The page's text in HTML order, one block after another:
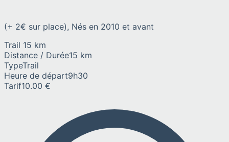
(+ 2€ sur place), Nés en 2010 et avant
Trail 15 km
Distance / Durée15 km
TypeTrail
Heure de départ9h30
Tarif10.00 €